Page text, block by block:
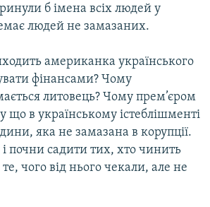
б імена всіх людей у
людей не замазаних.
американка українського
фінансами? Чому
литовець? Чому прем’єром
що в українському істеблішменті
яка не замазана в корупції.
і почни садити тих, хто чинить
чого від нього чекали, але не